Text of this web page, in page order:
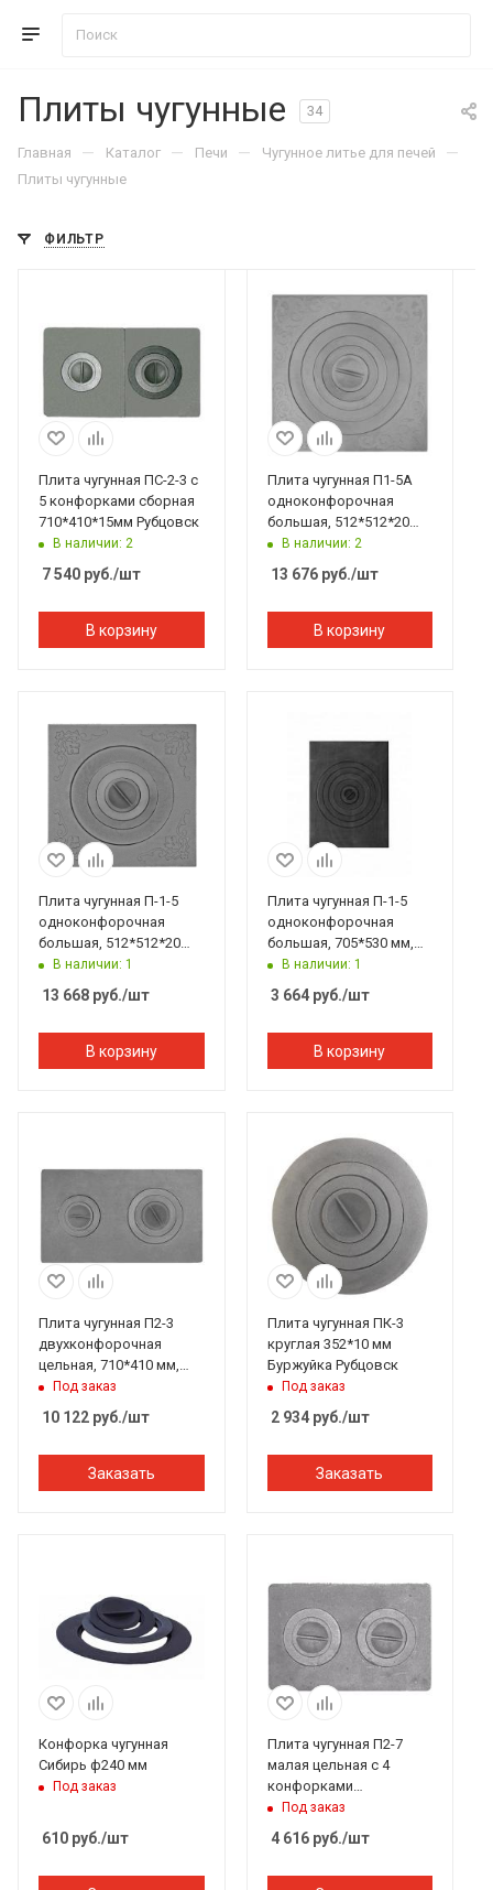
Плиты чугунные 34
Главная — Каталог — Печи — Чугунное литье для печей —
Плиты чугунные
ФИЛЬТР
Плита чугунная ПС-2-3 с
5 конфорками сборная
710*410*15мм Рубцовск
В наличии: 2
7 540 руб./шт
В корзину
Плита чугунная П1-5А
одноконфорочная
большая, 512*512*20
мм, 5 конфорок
В наличии: 2
13 676руб./шт
В корзину
Плита чугунная П-1-5
одноконфорочная
большая, 512*512*20
мм, 4 конфорки
Рубцовск
В наличии: 1
13 668 руб./шт
В корзину
Плита чугунная П-1-5
одноконфорочная
большая, 705*530 мм,
Балезино
В наличии: 1
3 664руб./шт
В корзину
Плита чугунная П2-3
двухконфорочная
цельная, 710*410 мм,
Рубцовск
Под заказ
10 122 руб./шт
Заказать
Плита чугунная ПК-3
круглая 352*10 мм
Буржуйка Рубцовск
Под заказ
2 934руб./шт
Заказать
Конфорка чугунная
Сибирь ф240 мм
Под заказ
610 руб./шт
Плита чугунная П2-7
малая цельная с 4
конфорками
510*340*15мм Рубцовск
Под заказ
4 616руб./шт